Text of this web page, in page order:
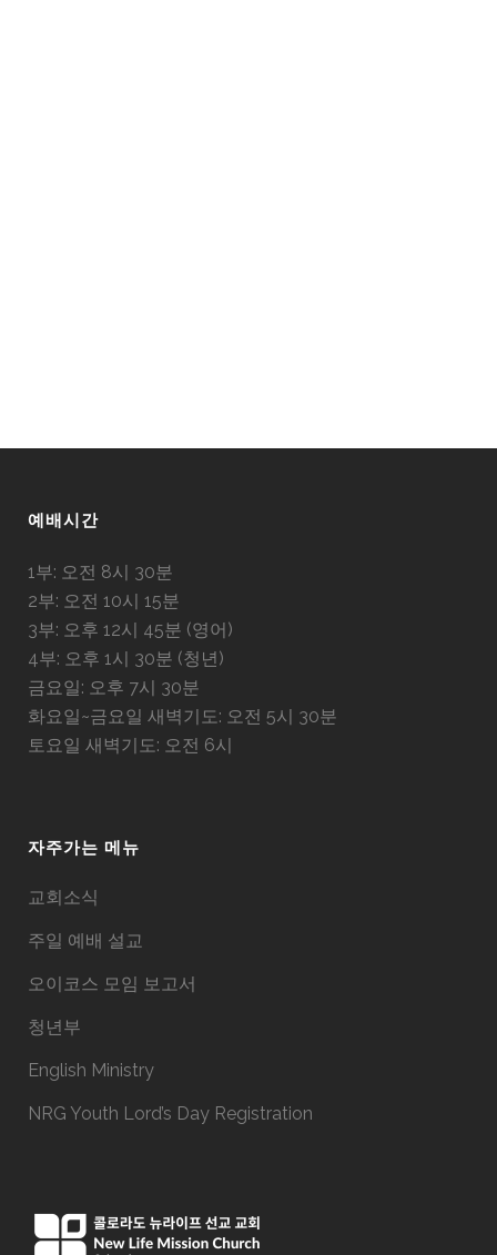
예배시간
1부: 오전 8시 30분
2부: 오전 10시 15분
3부: 오후 12시 45분 (영어)
4부: 오후 1시 30분 (청년)
금요일: 오후 7시 30분
화요일~금요일 새벽기도: 오전 5시 30분
토요일 새벽기도: 오전 6시
자주가는 메뉴
교회소식
주일 예배 설교
오이코스 모임 보고서
청년부
English Ministry
NRG Youth Lord’s Day Registration